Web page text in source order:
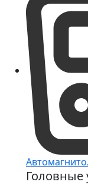
Головные